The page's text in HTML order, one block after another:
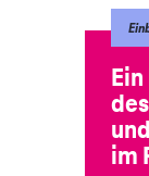
im